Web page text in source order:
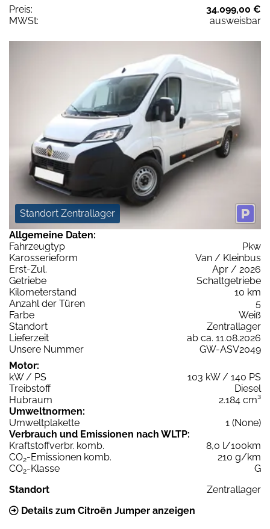
Preis:
34.099,00 €
MWSt:
ausweisbar
Standort Zentrallager
Allgemeine Daten:
Fahrzeugtyp
Pkw
Karosserieform
Van / Kleinbus
Erst-Zul.
Apr / 2026
Getriebe
Schaltgetriebe
Kilometerstand
10 km
Anzahl der Türen
5
Farbe
Weiß
Standort
Zentrallager
Lieferzeit
ab ca. 11.08.2026
Unsere Nummer
GW-ASV2049
Motor:
kW / PS
103 kW / 140 PS
Treibstoff
Diesel
Hubraum
2.184 cm³
Umweltnormen:
Umweltplakette
1 (None)
Verbrauch und Emissionen nach WLTP:
Kraftstoffverbr. komb.
8,0 l/100km
CO2-Emissionen komb.
210 g/km
CO2-Klasse
G
Standort
Zentrallager
Details zum Citroën Jumper anzeigen